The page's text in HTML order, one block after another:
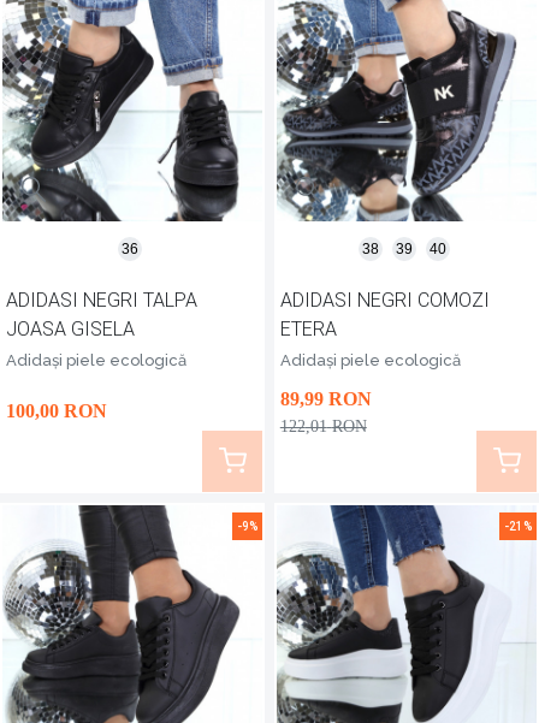
ADIDASI NEGRI TALPA
JOASA GISELA
Adidași piele ecologică
100,00 RON
36
ADIDASI NEGRI COMOZI
ETERA
Adidași piele ecologică
89,99 RON
122,01 RON
38 39 40
-9% -21%